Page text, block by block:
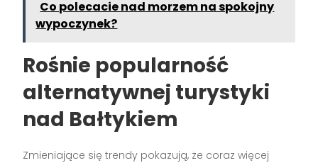
Co polecacie nad morzem na spokojny
wypoczynek?
Rośnie popularność
alternatywnej turystyki
nad Bałtykiem
Zmieniające się trendy pokazują, że coraz więcej